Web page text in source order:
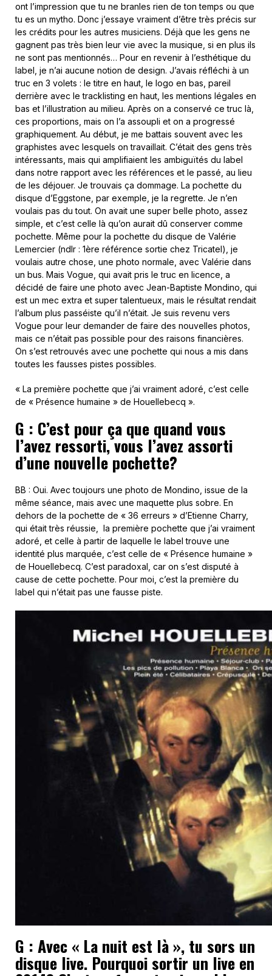
ont l’impression que tu ne branles rien de ton temps ou que
tu es un mytho. Donc j’essaye vraiment d’être très précis sur
les crédits pour les autres musiciens. Déjà que les gens ne
gagnent pas très bien leur vie avec la musique, si en plus ils
ne sont pas mentionnés… Pour en revenir à l’esthétique du
label, je n’ai aucune notion de design. J’avais réfléchi à un
truc en 3 volets : le titre en haut, le logo en bas, pareil
derrière avec le tracklisting en haut, les mentions légales en
bas et l’illustration au milieu. Après on a conservé ce truc là,
ces proportions, mais on l’a assoupli et on a progressé
graphiquement. Au début, je me battais souvent avec les
graphistes avec lesquels on travaillait. C’était des gens très
intéressants, mais qui amplifiaient les ambiguïtés du label
dans notre rapport avec les références et le passé, au lieu
de les déjouer. Je trouvais ça dommage. La pochette du
disque d’Eggstone, par exemple, je la regrette. Je n’en
voulais pas du tout. On avait une super belle photo, assez
simple, et c’est celle là qu’on aurait dû conserver comme
pochette. Même pour la pochette du disque de Valérie
Lemercier (ndlr : 1ère référence sortie chez Tricatel), je
voulais autre chose, une photo normale, avec Valérie dans
un bus. Mais Vogue, qui avait pris le truc en licence, a
décidé de faire une photo avec Jean-Baptiste Mondino, qui
est un mec extra et super talentueux, mais le résultat rendait
l’album plus passéiste qu’il n’était. Je suis revenu vers
Vogue pour leur demander de faire des nouvelles photos,
mais ce n’était pas possible pour des raisons financières.
On s’est retrouvés avec une pochette qui nous a mis dans
toutes les fausses pistes possibles.
« La première pochette que j’ai vraiment adoré, c’est celle
de « Présence humaine » de Houellebecq ».
G : C’est pour ça que quand vous
l’avez ressorti, vous l’avez assorti
d’une nouvelle pochette?
BB : Oui. Avec toujours une photo de Mondino, issue de la
même séance, mais avec une maquette plus sobre. En
dehors de la pochette de « 36 erreurs » d’Etienne Charry,
qui était très réussie, la première pochette que j’ai vraiment
adoré, et celle à partir de laquelle le label trouve une
identité plus marquée, c’est celle de « Présence humaine »
de Houellebecq. C’est paradoxal, car on s’est disputé à
cause de cette pochette. Pour moi, c’est la première du
label qui n’était pas une fausse piste.
G : Avec « La nuit est là », tu sors un
disque live. Pourquoi sortir un live en